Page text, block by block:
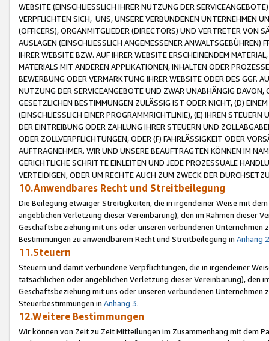
WEBSITE (EINSCHLIESSLICH IHRER NUTZUNG DER
VERPFLICHTEN SICH, UNS, UNSERE VERBUNDENEN UNTERNEHMEN
(OFFICERS), ORGANMITGLIEDER (DIRECTORS) UND VERTRETER VON
AUSLAGEN (EINSCHLIESSLICH ANGEMESSENER
IHRER WEBSITE BZW. AUF IHRER WEBSITE ERSCHEINENDEM
MATERIALS MIT ANDEREN APPLIKATIONEN, INHALTEN ODER
BEWERBUNG ODER VERMARKTUNG IHRER WEBSITE ODER DES GGF.
NUTZUNG DER SERVICEANGEBOTE UND ZWAR UNABHÄNGIG
GESETZLICHEN BESTIMMUNGEN ZULÄSSIG IST ODER NICHT, (D)
(EINSCHLIESSLICH EINER PROGRAMMRICHTLINIE), (E) IHREN
DER EINTREIBUNG ODER ZAHLUNG IHRER STEUERN UND
ODER ZOLLVERPFLICHTUNGEN, ODER (F) FAHRLÄSSIGKEIT ODER
AUFTRAGNEHMER. WIR UND UNSERE BEAUFTRAGTEN KÖNNEN IM
GERICHTLICHE SCHRITTE EINLEITEN UND JEDE PROZESSUALE
VERTEIDIGEN, ODER UM RECHTE AUCH ZUM ZWECK DER
10.Anwendbares Recht und Streitbeilegung
Die Beilegung etwaiger Streitigkeiten, die in irgendeiner Weise mit
angeblichen Verletzung dieser Vereinbarung), den im Rahmen dieser
Geschäftsbeziehung mit uns oder unseren verbundenen
Bestimmungen zu anwendbarem Recht und Streitbeilegung in Anhang 2
11.Steuern
Steuern und damit verbundene Verpflichtungen, die in irgendeiner
tatsächlichen oder angeblichen Verletzung dieser Vereinbarung), den
Geschäftsbeziehung mit uns oder unseren verbundenen
Steuerbestimmungen in Anhang 3.
12.Weitere Bestimmungen
Wir können von Zeit zu Zeit Mitteilungen im Zusammenhang mit dem